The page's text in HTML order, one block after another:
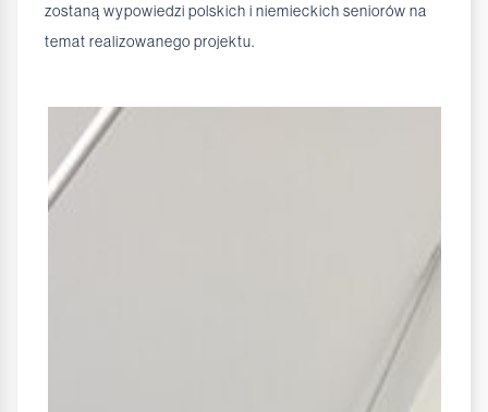
zostaną wypowiedzi polskich i niemieckich seniorów na
temat realizowanego projektu.